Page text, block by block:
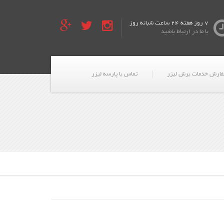
7 روز هفته 24 ساعت شبانه روز
با ما در ارتباط باشید
خدمات برش لیزر تماس با پارسه لیزر